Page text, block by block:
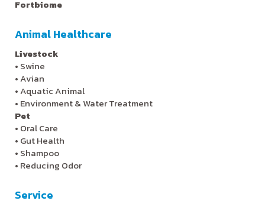
Fortbiome
Animal Healthcare
Livestock
• Swine
•Avian
•Aquatic Animal
• Environment & Water Treatment
Pet
• Oral Care
• Gut Health
• Shampoo
• Reducing Odor
Service